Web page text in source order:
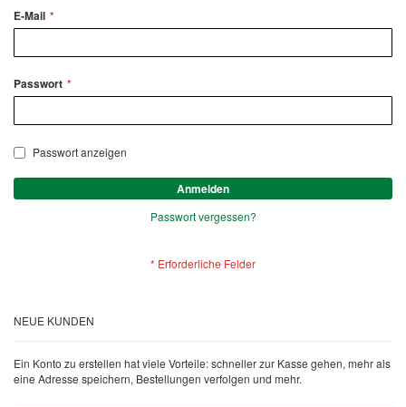
E-Mail
Passwort
Passwort anzeigen
Anmelden
Passwort vergessen?
NEUE KUNDEN
Ein Konto zu erstellen hat viele Vorteile: schneller zur Kasse gehen, mehr als
eine Adresse speichern, Bestellungen verfolgen und mehr.